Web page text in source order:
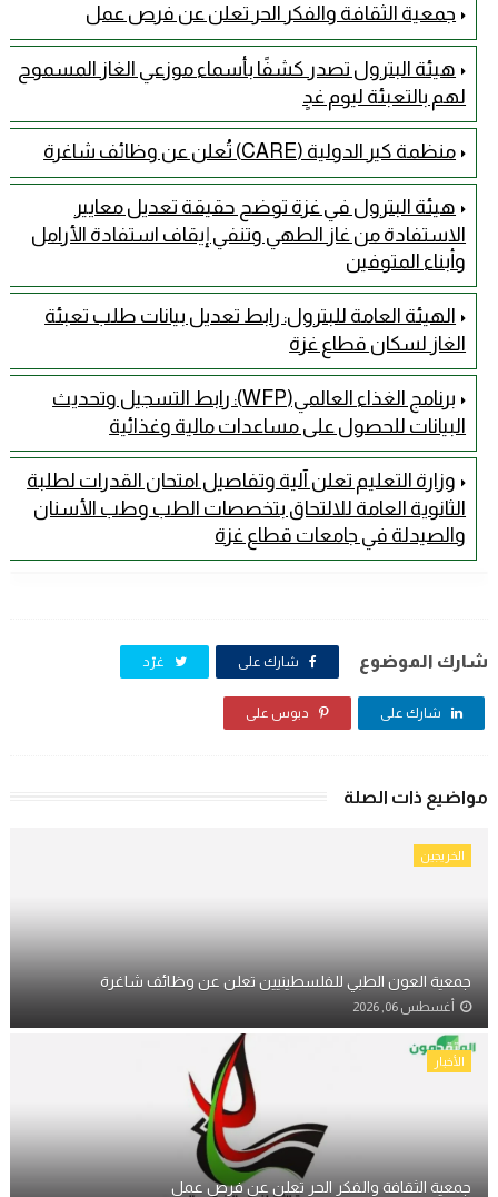
جمعية الثقافة والفكر الحر تعلن عن فرص عمل
هيئة البترول تصدر كشفًا بأسماء موزعي الغاز المسموح
لهم بالتعبئة ليوم غدٍ
منظمة كير الدولية (CARE) تُعلن عن وظائف شاغرة
هيئة البترول في غزة توضح حقيقة تعديل معايير
الاستفادة من غاز الطهي وتنفي إيقاف استفادة الأرامل
وأبناء المتوفين
الهيئة العامة للبترول: رابط تعديل بيانات طلب تعبئة
الغاز لسكان قطاع غزة
برنامج الغذاء العالمي(WFP): رابط التسجيل وتحديث
البيانات للحصول على مساعدات مالية وغذائية
وزارة التعليم تعلن آلية وتفاصيل امتحان القدرات لطلبة
الثانوية العامة للالتحاق بتخصصات الطب وطب الأسنان
والصيدلة في جامعات قطاع غزة
شارك الموضوع شارك على غرّد
شارك على دبوس على
مواضيع ذات الصلة
الخريجين
جمعية العون الطبي للفلسطينيين تعلن عن وظائف شاغرة
أغسطس 06, 2026
الأخبار
جمعية الثقافة والفكر الحر تعلن عن فرص عمل